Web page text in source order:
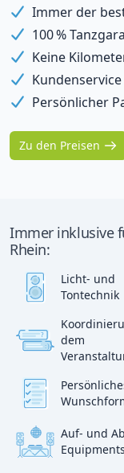
Immer der
100 %
Keine
Persönlicher
Zu den Preisen
Immer inklusive
Rhein:
Licht- und
Tontechnik
?
:)
dem
Auf- und
Equipments